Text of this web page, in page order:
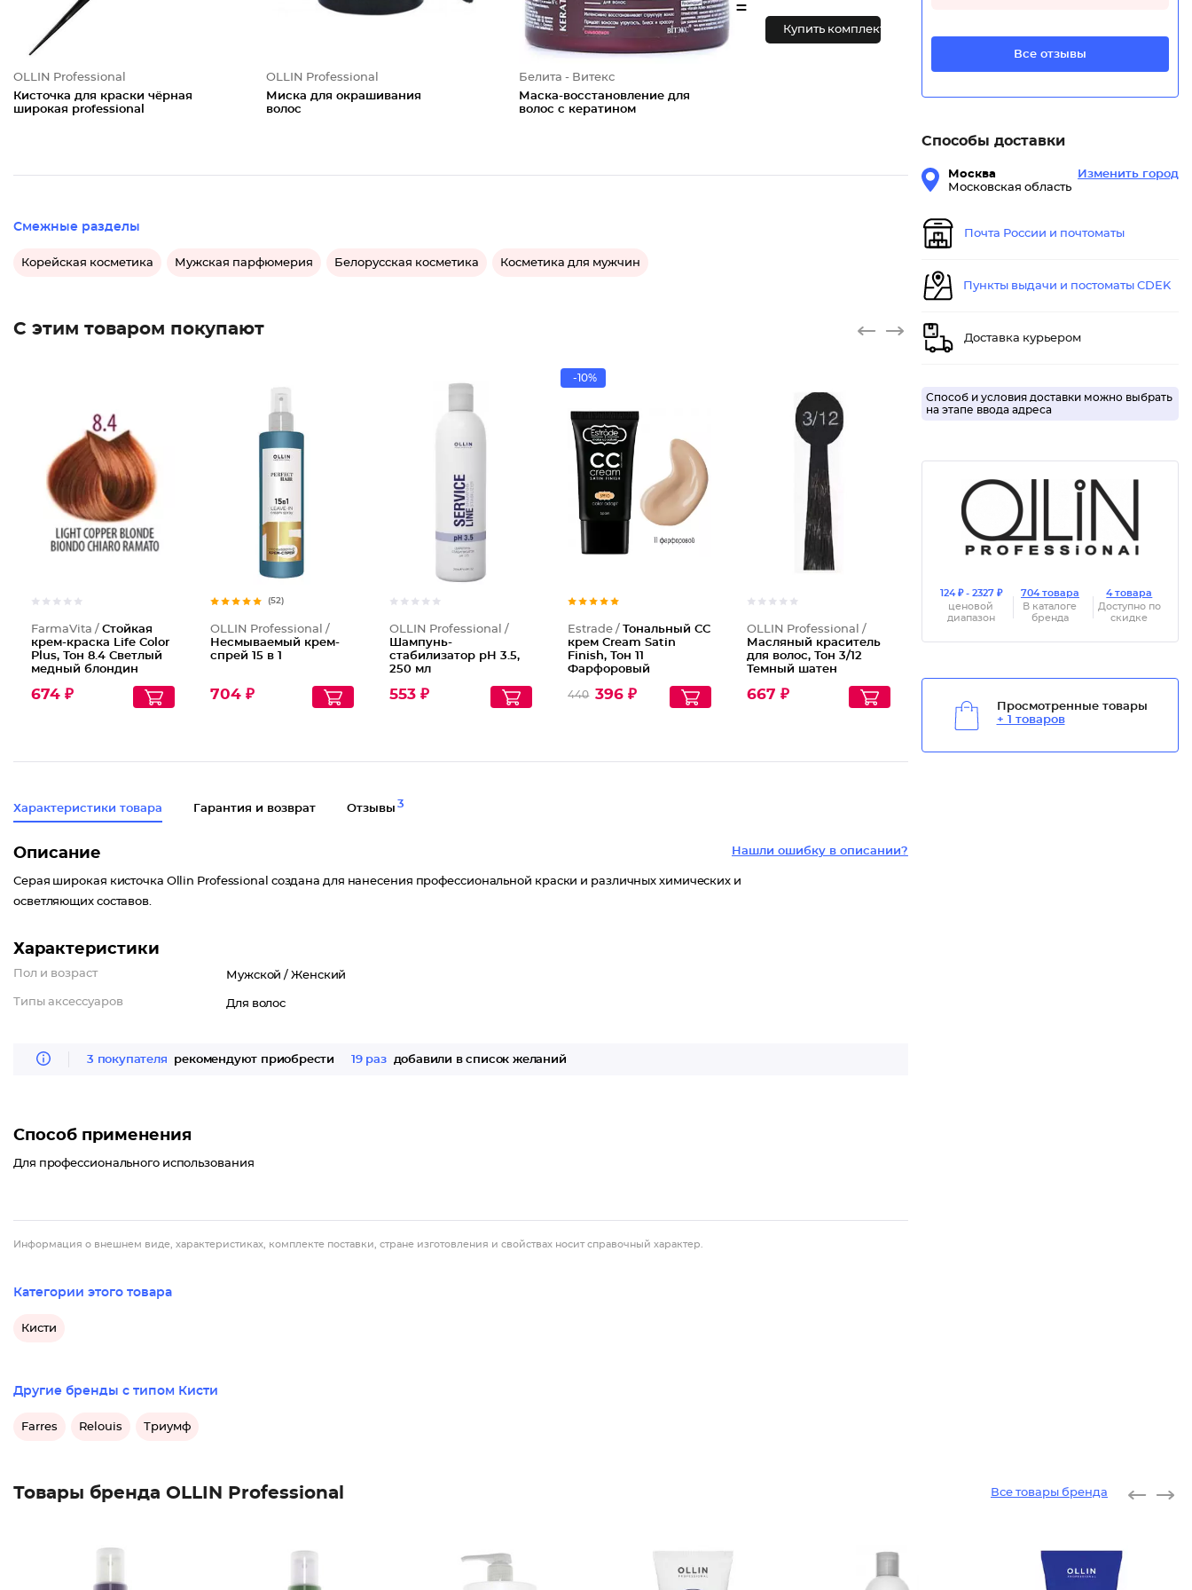
OLLIN Professional
Кисточка для краски чёрная
широкая professional
OLLIN Professional
Миска для окрашивания
волос
Белита - Витекс
Маска-восстановление для
волос с кератином
=
Купить комплект
Смежные разделы
Корейская косметика Мужская парфюмерия Белорусская косметика Косметика для мужчин
С этим товаром покупают
Стойкая
FarmaVita / Стойкая
крем-краска Life Color
Plus, Тон 8.4 Светлый
медный блондин
674 ₽
(52)
OLLIN Professional /
Несмываемый крем-
спрей 15 в 1
704 ₽
OLLIN Professional /
Шампунь-
стабилизатор рН 3.5,
250 мл
553 ₽
-10%
Тональн
Estrade /Тональный СС
крем Cream Satin
Finish, Тон 11
Фарфоровый
440 396 ₽
OLLIN Professional /
Масляный краситель
для волос, Тон 3/12
Темный шатен
667 ₽
Характеристики товара Гарантия и возврат Отзывы 3
Нашли ошибку в описании?
Описание
Серая широкая кисточка Ollin Professional создана для нанесения профессиональной краски и различных химических и
осветляющих составов.
Характеристики
Пол и возраст Мужской /Женский
Типы аксессуаров Для волос
3 покупателя рекомендуют приобрести 19 раз добавили в список желаний
Способ применения
Для профессионального использования
Информация о внешнем виде, характеристиках, комплекте поставки, стране изготовления и свойствах носит справочный характер.
Все отзывы
Способы доставки
Москва
Московская область
Изменить город
Почта России и почтоматы
Пункты выдачи и постоматы CDEK
Доставка курьером
Способ и условия доставки можно выбрать
на этапе ввода адреса
124 ₽ - 2327 ₽
ценовой
диапазон
704 товара
В каталоге
бренда
4 товара
Доступно по
скидке
Просмотренные товары
+ 1 товаров
Категории этого товара
Кисти
Другие бренды с типом Кисти
Farres Relouis Триумф
Товары бренда OLLIN Professional Все товары бренда